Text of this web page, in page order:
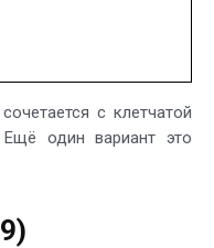
с клетчатой
один вариант это